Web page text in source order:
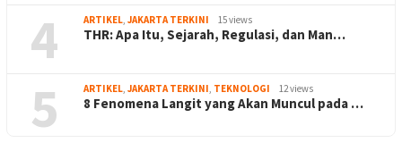
4 ARTIKEL, JAKARTA TERKINI 15 views
THR: Apa Itu, Sejarah, Regulasi, dan Man…
5 ARTIKEL, JAKARTA TERKINI, TEKNOLOGI 12 views
8 Fenomena Langit yang Akan Muncul pada …